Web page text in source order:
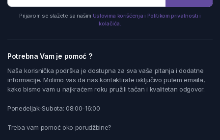
Prijavom se slažete sa našim Uslovima korišćenja i Politikom privatnosti i
kolačića.
Potrebna Vam je pomoć ?
Naša korisnička podrška je dostupna za sva vaša pitanja i dodatne
informacije. Molimo vas da nas kontaktirate isključivo putem emaila,
kako bismo vam u najkraćem roku pružili tačan i kvalitetan odgovor.
Ponedeljak-Subota: 08:00-16:00
Treba vam pomoć oko porudžbine?